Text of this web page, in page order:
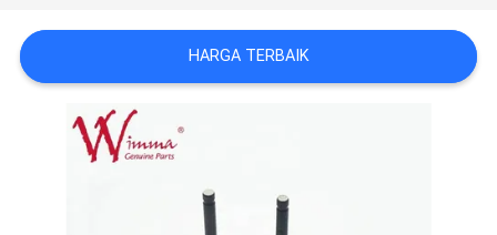
KEBIJAKAN
PRIBADI
HARGA TERBAIK